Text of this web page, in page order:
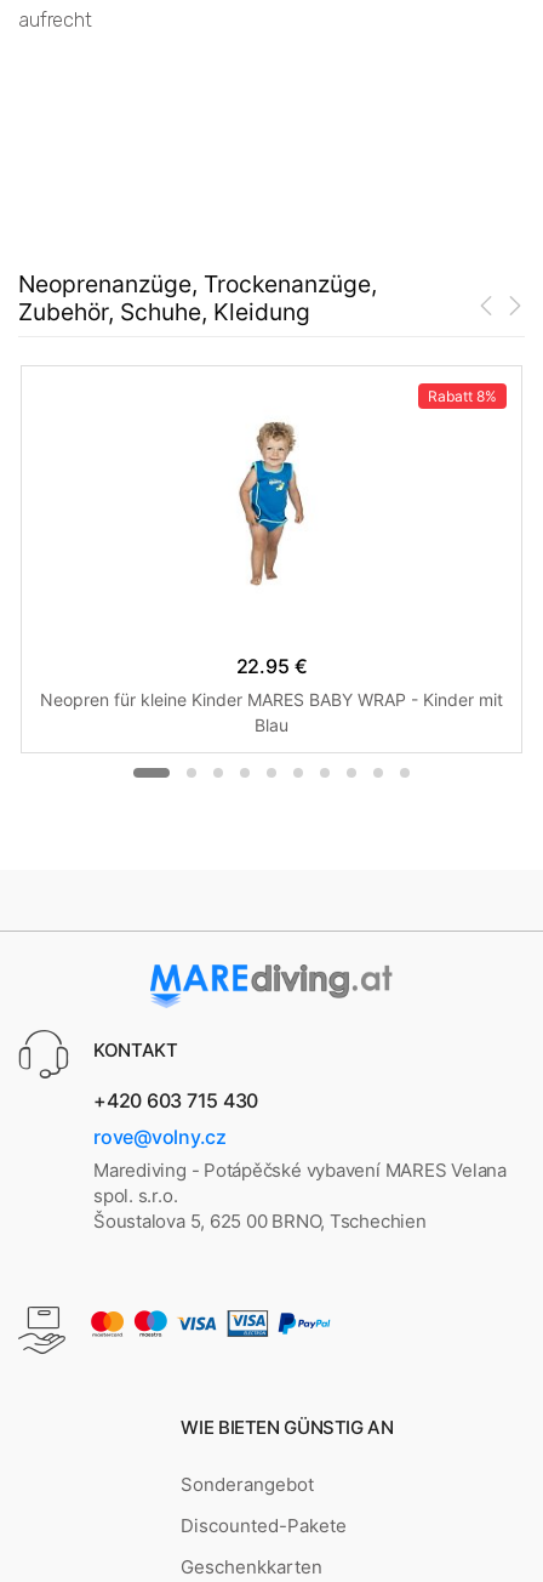
aufrecht
Neoprenanzüge, Trockenanzüge,
Zubehör, Schuhe, Kleidung
Rabatt 8%
22.95 €
Neopren für kleine Kinder MARES BABY WRAP - Kinder mit
Blau
KONTAKT
+420 603 715 430
rove@volny.cz
Marediving - Potápěčské vybavení MARES Velana
spol. s.r.o.
Šoustalova 5, 625 00 BRNO, Tschechien
WIE BIETEN GÜNSTIG AN
Sonderangebot
Discounted-Pakete
Geschenkkarten